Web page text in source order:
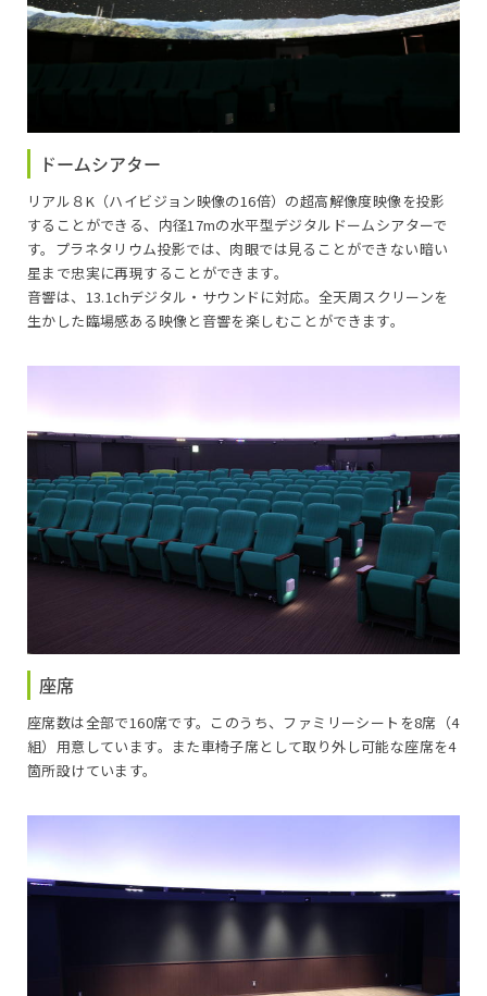
16:00～16:35
ほしぞライブ～解説員による星空案内～
ドームシアター
リアル８K（ハイビジョン映像の16倍）の超高解像度映像を投影
することができる、内径17mの水平型デジタルドームシアターで
す。プラネタリウム投影では、肉眼では見ることができない暗い
星まで忠実に再現することができます。
音響は、13.1chデジタル・サウンドに対応。全天周スクリーンを
生かした臨場感ある映像と音響を楽しむことができます。
座席
座席数は全部で160席です。このうち、ファミリーシートを8席（4
組）用意しています。また車椅子席として取り外し可能な座席を4
箇所設けています。